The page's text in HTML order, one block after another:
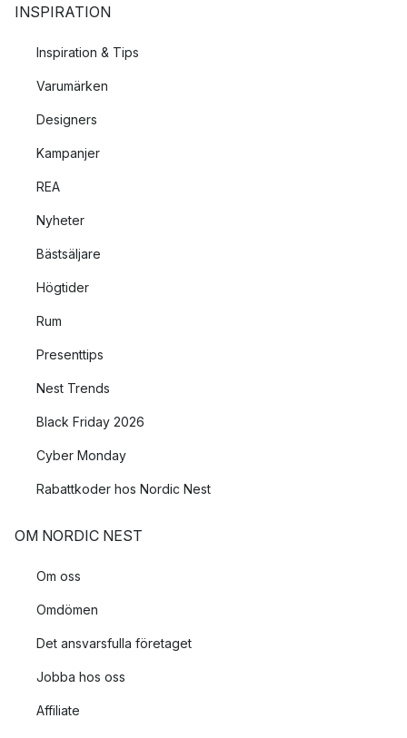
INSPIRATION
Inspiration & Tips
Varumärken
Designers
Kampanjer
REA
Nyheter
Bästsäljare
Högtider
Rum
Presenttips
Nest Trends
Black Friday 2026
Cyber Monday
Rabattkoder hos Nordic Nest
OM NORDIC NEST
Om oss
Omdömen
Det ansvarsfulla företaget
Jobba hos oss
Affiliate